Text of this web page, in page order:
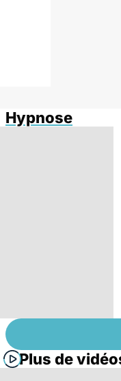
Hypnose
Plus de